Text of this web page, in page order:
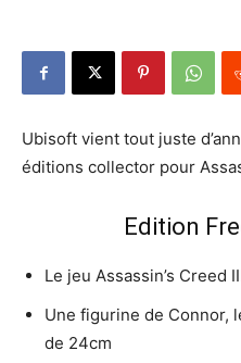
Ubisoft vient tout juste
éditions collector pour
Edition
Le jeu Assassin’s Creed
Une figurine de Connor,
de 24cm